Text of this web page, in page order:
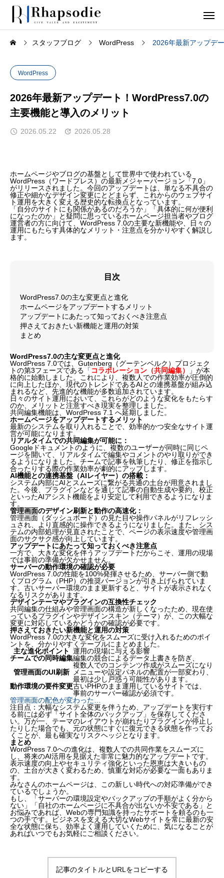
スタッフブログ WordPress 2026年最新アップデ
WordPress
2026年最新アップデート！WordPress7.0の
主要機能と導入のメリット
2026.05.22 2026.05.28
ホームページやブログの基盤として世界中で使われている
WordPress（ワードプレス）の最新メジャーバージョン「7.0」
がリリースされました。今回のアップデートは、単なる不具合の
修正や細かなデザイン変更にとどまらず、これからのウェブサイ
ト運用を大きく変える歴史的な転換点となっています。
「自分のサイトにも関係があるのだろうか」「具体的に何が便利
になったのか」と疑問に思っているホームページ担当者やブログ
運営者の方に向けて、WordPress 7.0の主要な新機能や、日々の
運用にもたらす具体的なメリット・注意点を分かりやすく解説し
ます。
目次
WordPress7.0の主な変更点と進化
ホームページをアップデートするメリット
アップデートにあたって知っておくべき注意点
押さえておきたい新機能と運用の対策
まとめ
WordPress7.0の主な変更点と進化
WordPress 7.0では、Gutenberg（グーテンベルク）プロジェク
トの第3フェーズである「 コラボレーション（共同編集）
」が本
格的に始動しました。これにより、複数人での作業効率が圧倒的
に向上したほか、現代のトレンドであるAIとの連携基盤が組み込
まれるなど、先進的な機能が多数追加されています。
日々のサイト運用において、これらがどのような変化をもたらす
のか、メリットと注意すべき現実を整理しました。
共同編集機能は、WordPress 7.1 へ延期しました。
ホームページをアップデートするメリット
最新のシステムを取り入れることで、効率的かつ安全なサイト運
営が可能になります。
リアルタイムでの共同編集が可能に：
Googleドキュメントのように、複数のユーザーが同時に同じペ
ージを開いて、リアルタイムで編集やコメントのやり取りができ
るようになりました。チームで記事を執筆したり、修正を指示し
合ったりする際の作業効率が劇的にアップします。
AI機能との連携基盤（AIレイヤー）の搭載：
システム内部にAIとスムーズに繋がる共通の土台が用意されまし
た。今後、プラグインなどを通じて記事の自動生成や要約、校正
といったAIアシスト機能をより安定して利用できるようになりま
す。
管理画面のデザイン刷新と動作の高速化：
管理画面（ダッシュボード）の見た目や操作パネルがリフレッシ
ュされ、より直感的に操作できるようになりました。また、シス
テムの内部処理が見直されたことで、ページの表示速度や管理画
面のサクサク感が向上しています。
アップデートにあたって知っておくべき注意点
一方で、大きな変化を伴うアップデートだからこそ、運用の現場
では事前の準備が欠かせません。
サーバーの動作環境の確認が必要
WordPress 7.0の性能を100%発揮させるため、サーバー側で動
くプログラム（PHP）の推奨バージョンが引き上げられていま
す。古いサーバー環境のまま更新すると、サイトが表示されなく
なるリスクがあります。
デザインテーマやプラグインの互換性チェック
共同編集の仕組みや管理画面の構造が新しくなったため、現在使
っているプラグインやデザインスキン（テーマ）が、この大幅な
変更に対応しているかどうかの確認が必要です。
押さえておきたい新機能と運用の対策
WordPress 7.0の大きな変化をスムーズに受け入れるためのポイ
ントを、分かりやすくテーブルにまとめました。
主な進化ポイント 運用の現場に与える影響
チームでの同時編集編集の競合によるデータ上書きを防ぎ、
複数人でのコンテンツ作成がスムーズになりま
管理画面のUI刷新
メニューや設定パネルの配置が一部変わり、
最初は少し戸惑う可能性があります。
動作環境の要件変更古いPHPのまま運用しているサイトでは、
事前のサーバー確認が必須です。
管理画面の配色が変わった…
注目点：大幅なシステム変更を伴うため、アップデートを実行す
る前には必ず「サイト全体のバックアップ」を保存してくださ
い。万が一、テーマのレイアウトが崩れたりプラグインが停止し
たりした場合でも、元の状態にすぐに復元できる状態を作ってお
くことが、最も確実なリスクヘッジとなります。
まとめ
WordPress 7.0への進化は、複数人での共同作業をスムーズに
し、将来のAI活用を見据えた非常に魅力的なアップデートです。
表示速度の向上やセキュリティ強化といった恩恵は大きいもの
の、土台が大きく変わるため、慎重な対応が必要な一面もありま
す。
みなさんのホームページは、この新しい時代への対応準備ができ
ているでしょうか。
もし、「サーバーの環境設定やバックアップの手順がよく分から
ない」「自社のホームページに不具合が出ないか不安である」と
お悩みであれば、Webの専門知識を持ったサポートを頼るのも一
つの手です。ビジネスを支える大切なWebサイトを常に最新の安
全な状態に保ち、効率よく運用していくために、気になることが
あればいつでもお気軽にご相談ください。
記事のタイトルとURLをコピーする
WordPress7.0の主な変更点と進化
ホームページをアップデートするメリット
アップデートにあたって知っておくべき注意点
押さえておきたい新機能と運用の対策
まとめ